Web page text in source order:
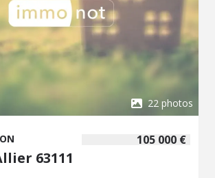
22 photos
105 000 €
63111